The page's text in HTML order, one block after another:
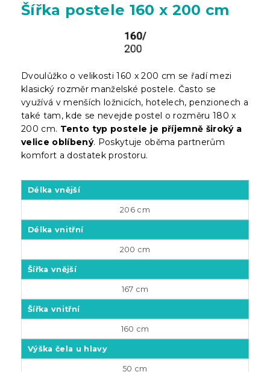
Šířka postele 160 x 200 cm
Dvoulůžko o velikosti 160 x 200 cm se řadí mezi
klasický rozměr manželské postele. Často se
využívá v menších ložnicích, hotelech, penzionech a
také tam, kde se nevejde postel o rozměru 180 x
200 cm. Tento typ postele je příjemně široký a
velice oblíbený. Poskytuje oběma partnerům
komfort a dostatek prostoru.
Délka vnější
206 cm
Délka vnitřní
200 cm
Šířka vnější
167 cm
Šířka vnitřní
160 cm
Výška čela u hlavy
50 cm